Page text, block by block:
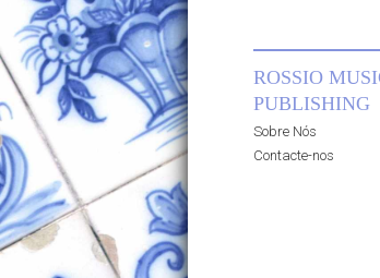
ROSSIO
PUBLISHING
Sobre Nós
Contacte-nos